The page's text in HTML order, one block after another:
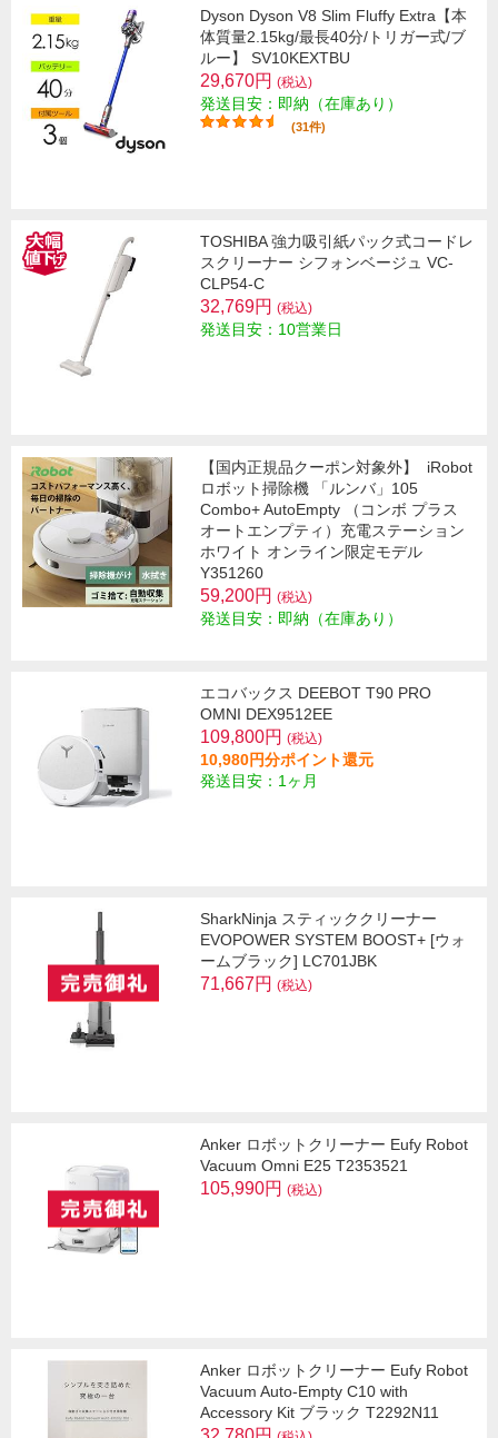
Dyson Dyson V8 Slim Fluffy Extra【本
体質量2.15kg/最長40分/トリガー式/ブ
ルー】 SV10KEXTBU
29,670円 (税込)
発送目安：即納（在庫あり）
(31件)
TOSHIBA 強力吸引紙パック式コードレ
スクリーナー シフォンベージュ VC-
CLP54-C
32,769円 (税込)
発送目安：10営業日
【国内正規品クーポン対象外】
iRobot
ロボット掃除機 「ルンバ」105
Combo+ AutoEmpty （コンボ プラス
オートエンプティ）充電ステーション
ホワイト オンライン限定モデル
Y351260
59,200円 (税込)
発送目安：即納（在庫あり）
エコバックス DEEBOT T90 PRO
OMNI DEX9512EE
109,800円 (税込)
10,980円分ポイント還元
発送目安：1ヶ月
SharkNinja スティッククリーナー
EVOPOWER SYSTEM BOOST+ [ウォ
ームブラック] LC701JBK
71,667円 (税込)
Anker ロボットクリーナー Eufy Robot
Vacuum Omni E25 T2353521
105,990円 (税込)
Anker ロボットクリーナー Eufy Robot
Vacuum Auto-Empty C10 with
Accessory Kit ブラック T2292N11